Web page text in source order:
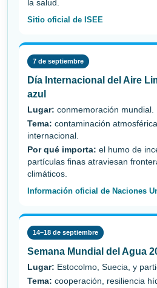
la salud.
Sitio oficial de ISEE
7 de septiembre
Día Internacional del Aire
azul
Lugar: conmemoración mundial.
Tema: contaminación
internacional.
Por qué importa: el humo de
partículas finas atraviesan
climáticos.
Información oficial de Naciones
14–18 de septiembre
Semana Mundial del Agua
Lugar: Estocolmo, Suecia, y
Tema: cooperación, resiliencia